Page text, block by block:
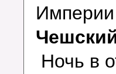
Ночь в